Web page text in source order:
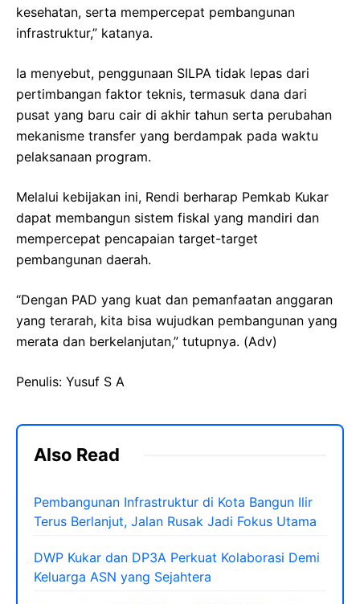
kesehatan, serta mempercepat pembangunan
infrastruktur,” katanya.
Ia menyebut, penggunaan SILPA tidak lepas dari
pertimbangan faktor teknis, termasuk dana dari
pusat yang baru cair di akhir tahun serta perubahan
mekanisme transfer yang berdampak pada waktu
pelaksanaan program.
Melalui kebijakan ini, Rendi berharap Pemkab Kukar
dapat membangun sistem fiskal yang mandiri dan
mempercepat pencapaian target-target
pembangunan daerah.
“Dengan PAD yang kuat dan pemanfaatan anggaran
yang terarah, kita bisa wujudkan pembangunan yang
merata dan berkelanjutan,” tutupnya. (Adv)
Penulis: Yusuf S A
Also Read
Pembangunan Infrastruktur di Kota Bangun Ilir
Terus Berlanjut, Jalan Rusak Jadi Fokus Utama
DWP Kukar dan DP3A Perkuat Kolaborasi Demi
Keluarga ASN yang Sejahtera